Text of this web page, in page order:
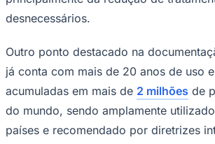
desnecessários.
Outro ponto destacado na
já conta com mais de 20 anos de uso
acumuladas em mais de 2 milhões de
do mundo, sendo amplamente
países e recomendado por diretrizes